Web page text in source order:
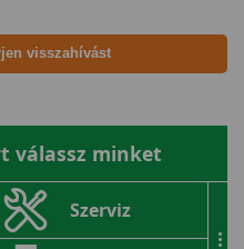
visszahívást
válassz minket
Szerviz
...